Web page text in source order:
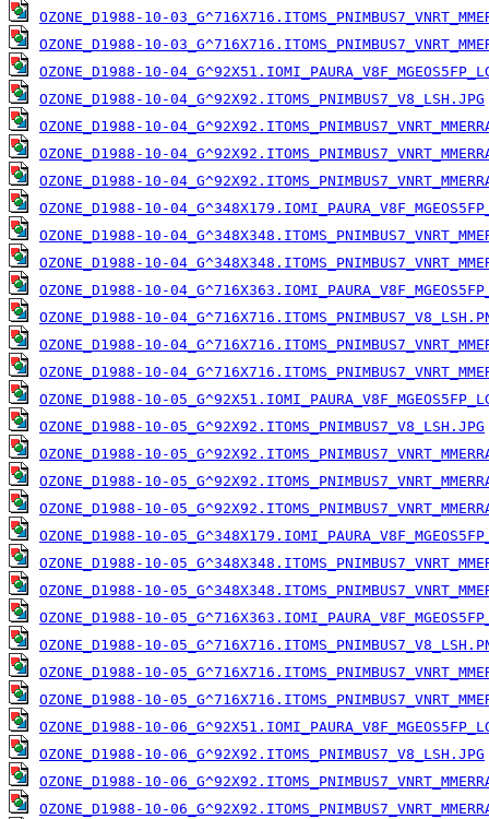
OZONE_D1988-10-
OZONE_D1988-10-
OZONE_D1988-10-
OZONE_D1988-10-04_G^92X92.ITOMS_PNIMBUS7_V8_LSH.JPG
OZONE_D1988-10-
OZONE_D1988-10-
OZONE_D1988-10-
OZONE_D1988-10-
OZONE_D1988-10-
OZONE_D1988-10-
OZONE_D1988-10-
OZONE_D1988-10-
OZONE_D1988-10-
OZONE_D1988-10-
OZONE_D1988-10-
OZONE_D1988-10-05_G^92X92.ITOMS_PNIMBUS7_V8_LSH.JPG
OZONE_D1988-10-
OZONE_D1988-10-
OZONE_D1988-10-
OZONE_D1988-10-
OZONE_D1988-10-
OZONE_D1988-10-
OZONE_D1988-10-
OZONE_D1988-10-
OZONE_D1988-10-
OZONE_D1988-10-
OZONE_D1988-10-
OZONE_D1988-10-06_G^92X92.ITOMS_PNIMBUS7_V8_LSH.JPG
OZONE_D1988-10-
OZONE_D1988-10-